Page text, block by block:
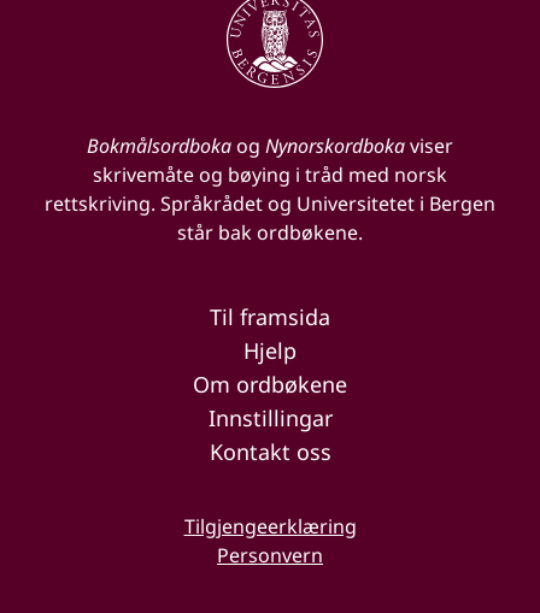
Bokmålsordbokaog Nynorskordbokaviser
skrivemåte og bøying i tråd med norsk
rettskriving. Språkrådet og Universitetet i Bergen
står bak ordbøkene.
Til framsida
Hjelp
Om ordbøkene
Innstillingar
Kontakt oss
Tilgjengeerklæring
Personvern